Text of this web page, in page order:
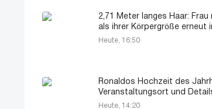
2,71 Meter langes Haar: Frau
als ihrer Körpergröße erneut
Heute, 16:50
Ronaldos Hochzeit des
Veranstaltungsort und
Heute, 14:20